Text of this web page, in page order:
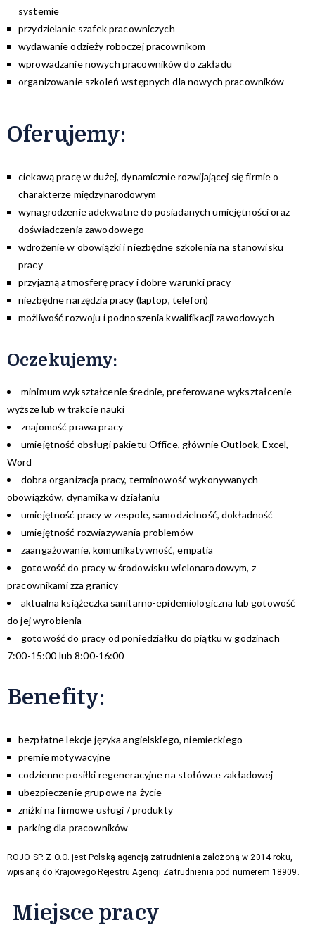
systemie
przydzielanie szafek pracowniczych
wydawanie odzieży roboczej pracownikom
wprowadzanie nowych pracowników do zakładu
organizowanie szkoleń wstępnych dla nowych pracowników
Oferujemy:
ciekawą pracę w dużej, dynamicznie rozwijającej się firmie o
charakterze międzynarodowym
wynagrodzenie adekwatne do posiadanych umiejętności oraz
doświadczenia zawodowego
wdrożenie w obowiązki i niezbędne szkolenia na stanowisku
pracy
przyjazną atmosferę pracy i dobre warunki pracy
niezbędne narzędzia pracy (laptop, telefon)
możliwość rozwoju i podnoszenia kwalifikacji zawodowych
Oczekujemy:
minimum wykształcenie średnie, preferowane wykształcenie
wyższe lub w trakcie nauki
znajomość prawa pracy
umiejętność obsługi pakietu Office, głównie Outlook, Excel,
Word
dobra organizacja pracy, terminowość wykonywanych
obowiązków, dynamika w działaniu
umiejętność pracy w zespole, samodzielność, dokładność
umiejętność rozwiazywania problemów
zaangażowanie, komunikatywność, empatia
gotowość do pracy w środowisku wielonarodowym, z
pracownikami zza granicy
aktualna książeczka sanitarno-epidemiologiczna lub gotowość
do jej wyrobienia
gotowość do pracy od poniedziałku do piątku w godzinach
7:00-15:00 lub 8:00-16:00
Benefity:
bezpłatne lekcje języka angielskiego, niemieckiego
premie motywacyjne
codzienne posiłki regeneracyjne na stołówce zakładowej
ubezpieczenie grupowe na życie
zniżki na firmowe usługi / produkty
parking dla pracowników
ROJO SP. Z O.O. jest Polską agencją zatrudnienia założoną w 2014 roku,
wpisaną do Krajowego Rejestru Agencji Zatrudnienia pod numerem 18909.
Miejsce pracy